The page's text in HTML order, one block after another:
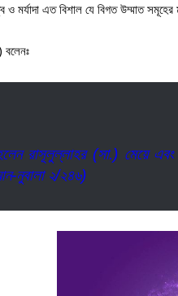
ও মর্যাদা এত বিশাল যে বিগত উম্মাত
বলেনঃ
রাসূলুল্লাহর (সা.) মেয়ে
নুবালা ২/২৪৬)